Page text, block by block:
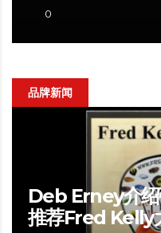
0
品牌新闻
Deb Erney介绍
推荐Fred Kelly